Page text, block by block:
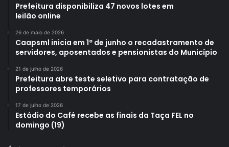
Prefeitura disponibiliza 47 novos lotes em
leilão online
26 de maio de 2026
Caapsml inicia em 1º de junho o recadastramento de
servidores, aposentados e pensionistas do Município
21 de julho de 2026
Prefeitura abre teste seletivo para contratação de
professores temporários
17 de julho de 2026
Estádio do Café recebe as finais da Taça FEL no
domingo (19)